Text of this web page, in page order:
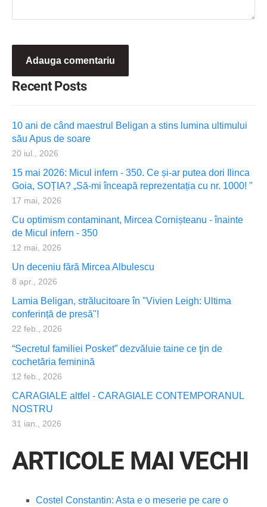
Recent Posts
10 ani de când maestrul Beligan a stins lumina ultimului
său Apus de soare
20 iul., 2026
15 mai 2026: Micul infern - 350. Ce și-ar putea dori Ilinca
Goia, SOȚIA? „Să-mi înceapă reprezentația cu nr. 1000! "
17 mai, 2026
Cu optimism contaminant, Mircea Cornișteanu - înainte
de Micul infern - 350
12 mai, 2026
Un deceniu fără Mircea Albulescu
8 apr., 2026
Lamia Beligan, strălucitoare în "Vivien Leigh: Ultima
conferință de presă"!
22 feb., 2026
“Secretul familiei Posket” dezvăluie taine ce ţin de
cochetăria feminină
12 feb., 2026
CARAGIALE altfel - CARAGIALE CONTEMPORANUL
NOSTRU
31 ian., 2026
ARTICOLE MAI VECHI
Costel Constantin: Asta e o meserie pe care o